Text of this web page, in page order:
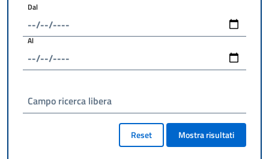
Dal
Al
Campo ricerca libera
Reset Mostra risultati